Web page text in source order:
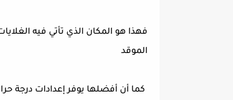
فهذا هو المكان الذي تأتي فيه
الموقد
كما أن أفضلها يوفر إعدادات درجة